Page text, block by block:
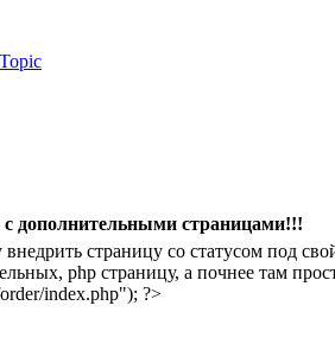
с дополнительными страницами!!!
внедрить страницу со статусом под
php страницу, а почнее там
index.php"); ?>